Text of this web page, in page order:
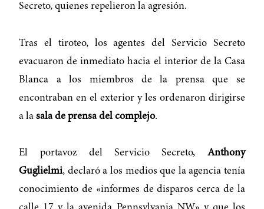
Secreto, quienes repelieron la agresión.
Tras el tiroteo, los agentes del Servicio Secreto
evacuaron de inmediato hacia el interior de la Casa
Blanca a los miembros de la prensa que se
encontraban en el exterior y les ordenaron dirigirse
a lasala de prensa del complejo.
El portavoz del Servicio Secreto, Anthony
Guglielmi, declaró a los medios que la agencia tenía
conocimiento de «informes de disparos cerca de la